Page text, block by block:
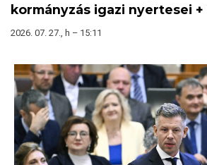
kormányzás igazi nyertesei +
2026. 07. 27., h – 15:11